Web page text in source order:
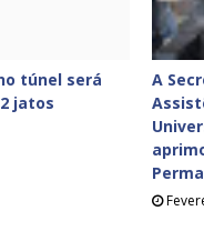
túnel será
jatos
A